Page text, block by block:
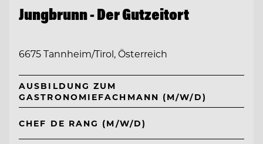
Jungbrunn - Der Gutzeitort
6675 Tannheim/Tirol, Österreich
AUSBILDUNG ZUM
GASTRONOMIEFACHMANN (M/W/D)
CHEF DE RANG (M/W/D)